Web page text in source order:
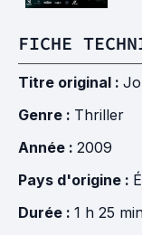
FICHE
Titre original :
Genre : Thriller
Année : 2009
Pays d'origine :
Durée : 1 h 25